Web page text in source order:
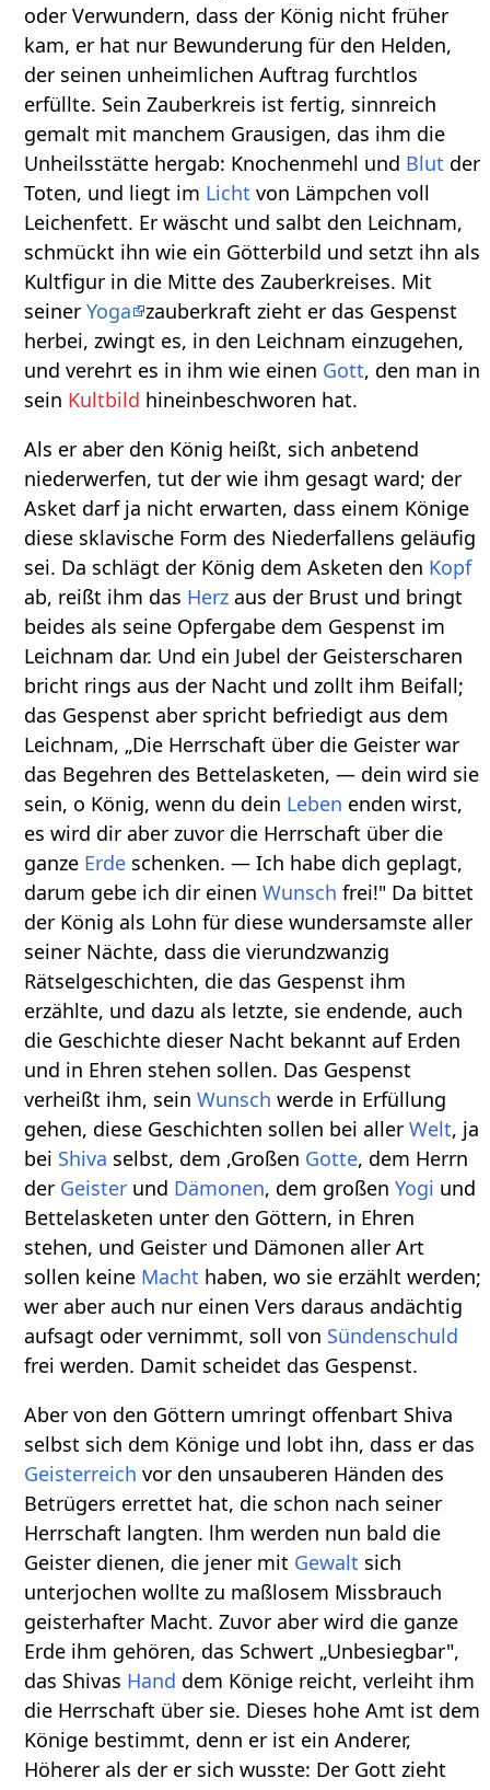
oder Verwundern, dass der König nicht früher
kam, er hat nur Bewunderung für den Helden,
der seinen unheimlichen Auftrag furchtlos
erfüllte. Sein Zauberkreis ist fertig, sinnreich
gemalt mit manchem Grausigen, das ihm die
Unheilsstätte hergab: Knochenmehl und Blut der
Toten, und liegt im Licht von Lämpchen voll
Leichenfett. Er wäscht und salbt den Leichnam,
schmückt ihn wie ein Götterbild und setzt ihn als
Kultfigur in die Mitte des Zauberkreises. Mit
seinerYoga zauberkraft zieht er das Gespenst
herbei, zwingt es, in den Leichnam einzugehen,
und verehrt es in ihm wie einen Gott, den man in
sein Kultbild hineinbeschworen hat.
Als er aber den König heißt, sich anbetend
niederwerfen, tut der wie ihm gesagt ward; der
Asket darf ja nicht erwarten, dass einem Könige
diese sklavische Form des Niederfallens geläufig
sei. Da schlägt der König dem Asketen den Kopf
ab, reißt ihm das Herz aus der Brust und bringt
beides als seine Opfergabe dem Gespenst im
Leichnam dar. Und ein Jubel der Geisterscharen
bricht rings aus der Nacht und zollt ihm Beifall;
das Gespenst aber spricht befriedigt aus dem
Leichnam, „Die Herrschaft über die Geister war
das Begehren des Bettelasketen, — dein wird sie
sein, o König, wenn du dein Leben enden wirst,
es wird dir aber zuvor die Herrschaft über die
ganze Erde schenken. — Ich habe dich geplagt,
darum gebe ich dir einenWunsch frei!" Da bittet
der König als Lohn für diese wundersamste aller
seiner Nächte, dass die vierundzwanzig
Rätselgeschichten, die das Gespenst ihm
erzählte, und dazu als letzte, sie endende, auch
die Geschichte dieser Nacht bekannt auf Erden
und in Ehren stehen sollen. Das Gespenst
verheißt ihm, seinWunsch werde in Erfüllung
gehen, diese Geschichten sollen bei allerWelt, ja
bei Shiva selbst, dem ,Großen Gotte, dem Herrn
der Geister und Dämonen, dem großenYogi und
Bettelasketen unter den Göttern, in Ehren
stehen, und Geister und Dämonen aller Art
sollen keine Macht haben, wo sie erzählt werden;
wer aber auch nur einen Vers daraus andächtig
aufsagt oder vernimmt, soll von Sündenschuld
frei werden. Damit scheidet das Gespenst.
Aber von den Göttern umringt offenbart Shiva
selbst sich dem Könige und lobt ihn, dass er das
Geisterreich vor den unsauberen Händen des
Betrügers errettet hat, die schon nach seiner
Herrschaft langten. lhm werden nun bald die
Geister dienen, die jener mit Gewalt sich
unterjochen wollte zu maßlosem Missbrauch
geisterhafter Macht. Zuvor aber wird die ganze
Erde ihm gehören, das Schwert „Unbesiegbar",
das Shivas Hand dem Könige reicht, verleiht ihm
die Herrschaft über sie. Dieses hohe Amt ist dem
Könige bestimmt, denn er ist ein Anderer,
Höherer als der er sich wusste: Der Gott zieht